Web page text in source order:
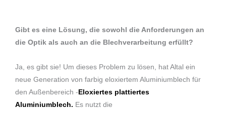
Gibt es eine Lösung, die sowohl die Anforderungen an
die Optik als auch an die Blechverarbeitung erfüllt?
Ja, es gibt sie! Um dieses Problem zu lösen, hat Altal ein
neue Generation von farbig eloxiertem Aluminiumblech für
den Außenbereich -Eloxiertes plattiertes
Aluminiumblech. Es nutzt die